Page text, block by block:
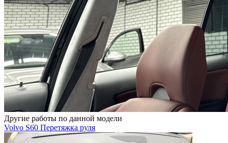
Другие работы по данной модели
Volvo S60 Перетяжка руля